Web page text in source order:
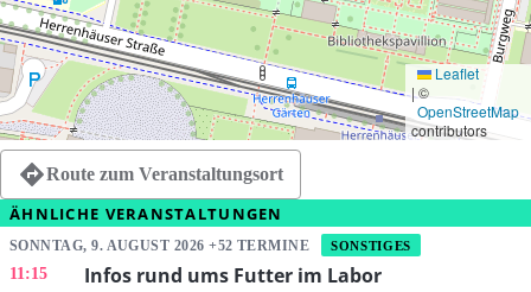
Leaflet
|©
OpenStreetMap
contributors
Route zum Veranstaltungsort
ÄHNLICHE VERANSTALTUNGEN
SONNTAG, 9. AUGUST 2026 +52 TERMINE SONSTIGES
11:15 Infos rund ums Futter im Labor